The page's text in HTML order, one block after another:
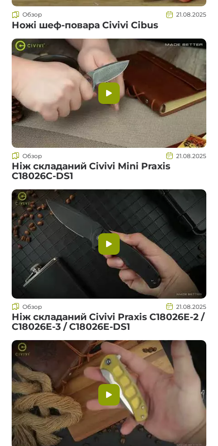
Обзор 21.08.2025
Ножі шеф-повара Civivi Cibus
Обзор 21.08.2025
Ніж складаний Civivi Mini Praxis
C18026C-DS1
Обзор 21.08.2025
Ніж складаний Civivi Praxis C18026E-2 /
C18026E-3 / C18026E-DS1